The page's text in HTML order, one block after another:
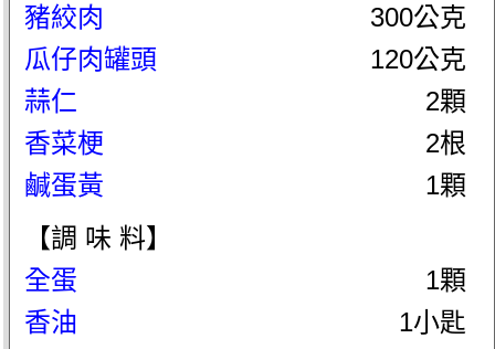
豬絞肉
300公克
瓜仔肉罐頭
120公克
蒜仁
2顆
香菜梗
2根
鹹蛋黃
1顆
【調 味 料】
全蛋
1顆
香油
1小匙